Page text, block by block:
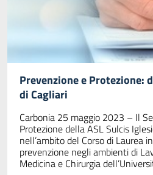
Prevenzione e Protezione:
di Cagliari
Carbonia 25 maggio 2023 – Il
Protezione della ASL Sulcis
nell’ambito del Corso di Laurea
prevenzione negli ambienti di
Medicina e Chirurgia